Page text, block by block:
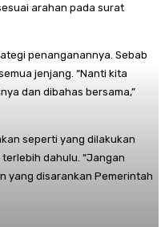
arahan pada surat
penanganannya. Sebab
jenjang. “Nanti kita
dan dibahas bersama,”
seperti yang dilakukan
dahulu. “Jangan
yang disarankan Pemerintah